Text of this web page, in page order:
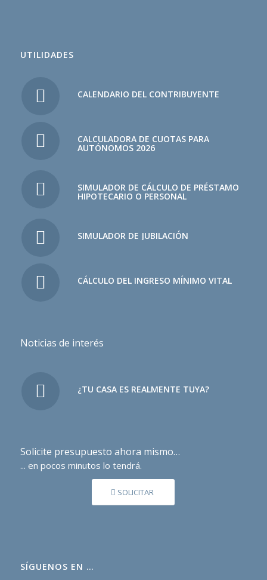
UTILIDADES
CALENDARIO DEL CONTRIBUYENTE
CALCULADORA DE CUOTAS PARA
AUTÓNOMOS 2026
SIMULADOR DE CÁLCULO DE PRÉSTAMO
HIPOTECARIO O PERSONAL
SIMULADOR DE JUBILACIÓN
CÁLCULO DEL INGRESO MÍNIMO VITAL
Noticias de interés
¿TU CASA ES REALMENTE TUYA?
Solicite presupuesto ahora mismo…
... en pocos minutos lo tendrá.
SOLICITAR
SÍGUENOS EN …